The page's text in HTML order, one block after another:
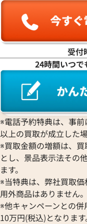
ルイヴィトン ブローチ
参考買取価格
31,000 円
2026年3月17日時点
受付
24時間いつで
※電話予約特典は、事
以上の買取が成立した
※買取金額の増額は、
とし、景品表示法その
ます。
※当特典は、弊社買取
用外商品はありません。
※他キャンペーンとの
10万円(税込)となります